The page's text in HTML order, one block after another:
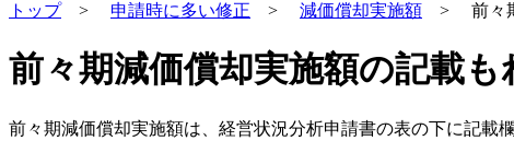
トップ> 申請時に多い修正 > 減価償却実施額 > 前々期
前々期減価償却実施額の記
前々期減価償却実施額は、経営状況分析申請書の表の下に記載